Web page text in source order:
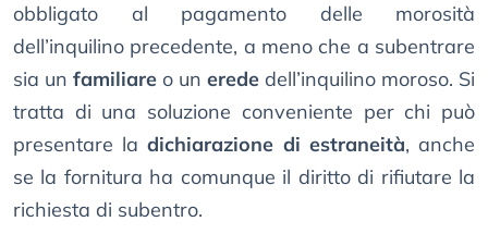
obbligato al pagamento delle morosità
dell’inquilino precedente, a meno che a subentrare
sia un familiare o un erede dell’inquilino moroso. Si
tratta di una soluzione conveniente per chi può
presentare ladichiarazione di estraneità, anche
se la fornitura ha comunque il diritto di rifiutare la
richiesta di subentro.